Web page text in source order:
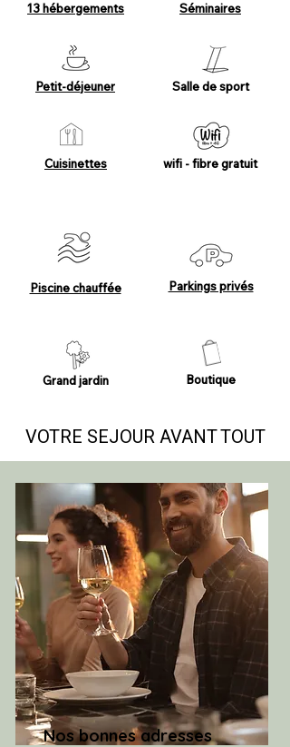
13 hébergements
Petit-déjeuner
Cuisinettes
Piscine chauffée
Grand jardin
Séminaires
Salle de sport
wifi - fibre gratuit
Parkings privés
Boutique
VOTRE SEJOUR AVANT TOUT
Nos bonnes adresses